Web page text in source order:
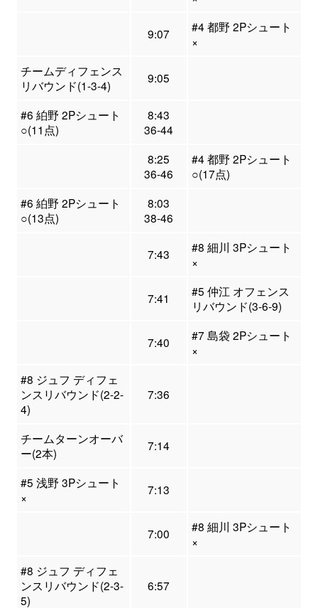
9:07
#4 都野 2Pシュート
×
チームディフェンス
リバウンド(1-3-4)
9:05
#6 絈野 2Pシュート
○(11点)
8:43
36-44
8:25
36-46
#4 都野 2Pシュート
○(17点)
#6 絈野 2Pシュート
○(13点)
8:03
38-46
7:43
#8 細川 3Pシュート
×
7:41
#5 仲江 オフェンス
リバウンド(3-6-9)
7:40
#7 島袋 2Pシュート
×
#8 ジュフ ディフェ
ンスリバウンド(2-2-
4)
7:36
チームターンオーバ
ー(2本)
7:14
#5 浅野 3Pシュート
×
7:13
7:00
#8 細川 3Pシュート
×
#8 ジュフ ディフェ
ンスリバウンド(2-3-
5)
6:57